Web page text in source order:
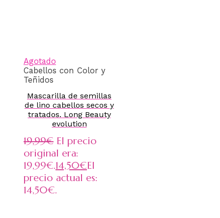
Agotado
Cabellos con Color y
Teñidos
Mascarilla de semillas
de lino cabellos secos y
tratados. Long Beauty
evolution
19,99€ El precio
original era:
19,99€.14,50€El
precio actual es:
14,50€.